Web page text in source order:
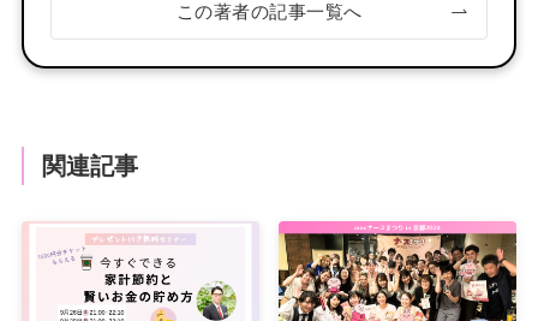
この著者の記事一覧へ
関連記事